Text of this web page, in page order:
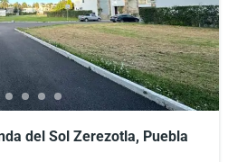
del Sol Zerezotla, Puebla